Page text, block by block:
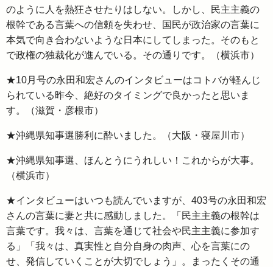
のように人を熱狂させたりはしない。しかし、民主主義の
根幹である言葉への信頼を失わせ、国民が政治家の言葉に
本気で向き合わないような日本にしてしまった。そのもと
で政権の独裁化が進んでいる。その通りです。（横浜市）
★10月号の永田和宏さんのインタビューはコトバが軽んじ
られている昨今、絶好のタイミングで良かったと思いま
す。（滋賀・彦根市）
★沖縄県知事選勝利に酔いました。（大阪・寝屋川市）
★沖縄県知事選、ほんとうにうれしい！これからが大事。
（横浜市）
★インタビューはいつも読んでいますが、403号の永田和宏
さんの言葉に妻と共に感動しました。「民主主義の根幹は
言葉です。我々は、言葉を通じて社会や民主主義に参加す
る」「我々は、真実性と自分自身の肉声、心を言葉にの
せ、発信していくことが大切でしょう」。まったくその通